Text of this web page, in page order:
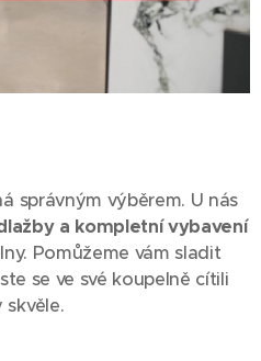
správným výběrem. U nás
a kompletní vybavení
Pomůžeme vám sladit
se ve své koupelně cítili
skvěle.